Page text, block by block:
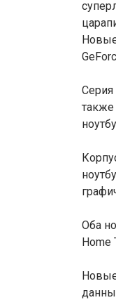
Серия
также
Оба
Home